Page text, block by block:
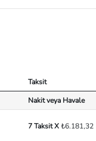
Taksit
Nakit veya Havale
7 Taksit X₺6.181,32